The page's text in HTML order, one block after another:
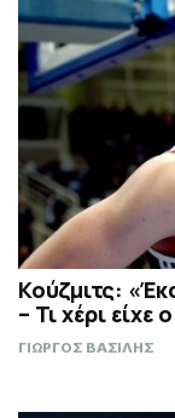
Κούζμιτς:
– Τι χέρι
ΓΙΩΡΓΟΣ ΒΑΣΙΛΗΣ